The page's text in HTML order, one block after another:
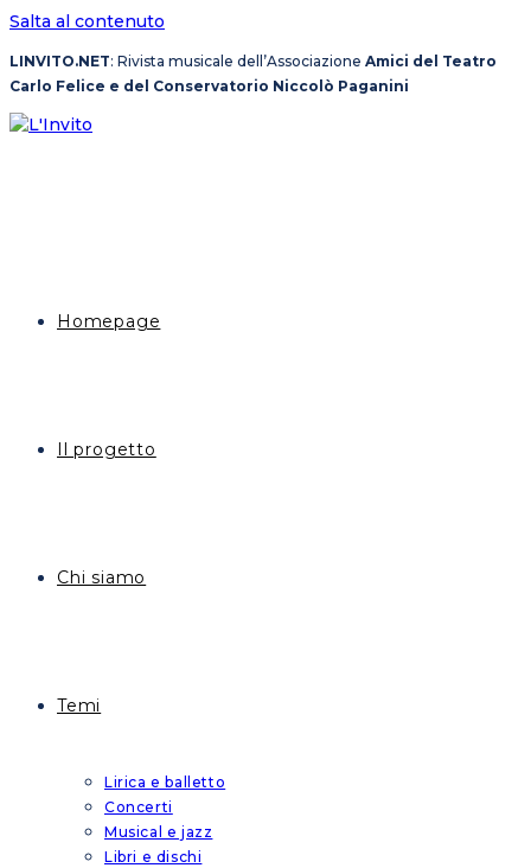
Salta al contenuto
LINVITO.NET: Rivista musicale dell’Associazione Amici del Teatro
Carlo Felice e del Conservatorio Niccolò Paganini
Homepage
Il progetto
Chi siamo
Temi
Lirica e balletto
Concerti
Musical e jazz
Libri e dischi